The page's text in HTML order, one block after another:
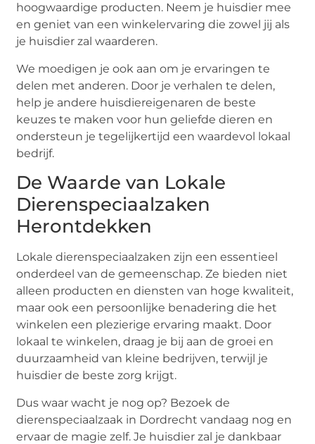
hoogwaardige producten. Neem je huisdier mee
en geniet van een winkelervaring die zowel jij als
je huisdier zal waarderen.
We moedigen je ook aan om je ervaringen te
delen met anderen. Door je verhalen te delen,
help je andere huisdiereigenaren de beste
keuzes te maken voor hun geliefde dieren en
ondersteun je tegelijkertijd een waardevol lokaal
bedrijf.
De Waarde van Lokale
Dierenspeciaalzaken
Herontdekken
Lokale dierenspeciaalzaken zijn een essentieel
onderdeel van de gemeenschap. Ze bieden niet
alleen producten en diensten van hoge kwaliteit,
maar ook een persoonlijke benadering die het
winkelen een plezierige ervaring maakt. Door
lokaal te winkelen, draag je bij aan de groei en
duurzaamheid van kleine bedrijven, terwijl je
huisdier de beste zorg krijgt.
Dus waar wacht je nog op? Bezoek de
dierenspeciaalzaak in Dordrecht vandaag nog en
ervaar de magie zelf. Je huisdier zal je dankbaar